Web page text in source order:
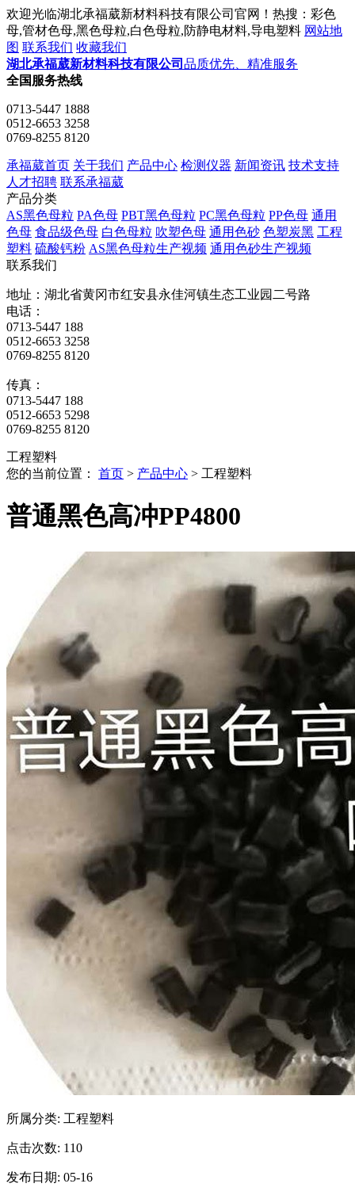
欢迎光临湖北承福葳新材料科技有限公司官网！热搜：彩色
母,管材色母,黑色母粒,白色母粒,防静电材料,导电塑料 网站地
图 联系我们 收藏我们
湖北承福葳新材料科技有限公司 品质优先、精准服务
全国服务热线
0713-5447 1888
0512-6653 3258
0769-8255 8120
承福葳首页 关于我们 产品中心 检测仪器 新闻资讯 技术支持
人才招聘 联系承福葳
产品分类
AS黑色母粒 PA色母 PBT黑色母粒 PC黑色母粒 PP色母 通用
色母 食品级色母 白色母粒 吹塑色母 通用色砂 色塑炭黑 工程
塑料 硫酸钙粉 AS黑色母粒生产视频 通用色砂生产视频
联系我们
地址：湖北省黄冈市红安县永佳河镇生态工业园二号路
电话：
0713-5447 188
0512-6653 3258
0769-8255 8120
传真：
0713-5447 188
0512-6653 5298
0769-8255 8120
工程塑料
您的当前位置： 首页 > 产品中心 > 工程塑料
普通黑色高冲PP4800
所属分类: 工程塑料
点击次数: 110
发布日期: 05-16